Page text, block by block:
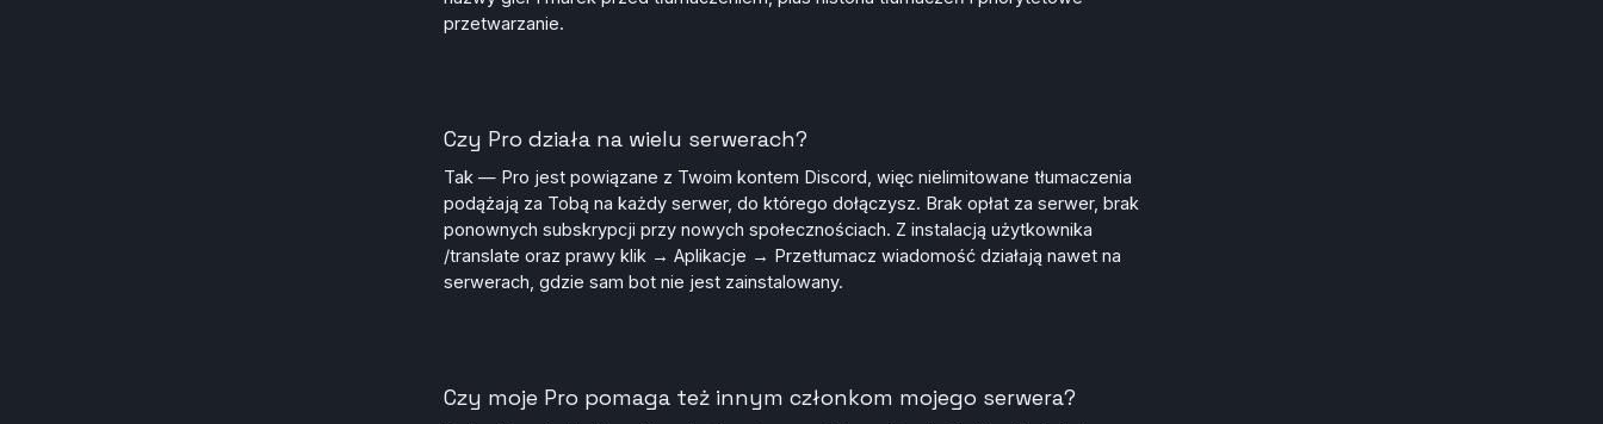
przetwarzanie.
Czy Pro działa na wielu serwerach?
Tak — Pro jest powiązane z Twoim kontem Discord, więc nielimitowane tłumaczenia
podążają za Tobą na każdy serwer, do którego dołączysz. Brak opłat za serwer, brak
ponownych subskrypcji przy nowych społecznościach. Z instalacją użytkownika
/translate oraz prawy klik → Aplikacje → Przetłumacz wiadomość działają nawet na
serwerach, gdzie sam bot nie jest zainstalowany.
Czy moje Pro pomaga też innym członkom mojego serwera?